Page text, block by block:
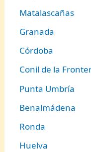
Matalascañas
Granada
Córdoba
Conil de la
Punta Umbría
Benalmádena
Ronda
Huelva